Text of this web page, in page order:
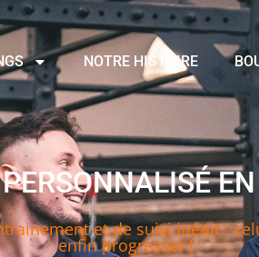
NOTRE HISTOIRE
et de suivi inédit :
enfin progresser !